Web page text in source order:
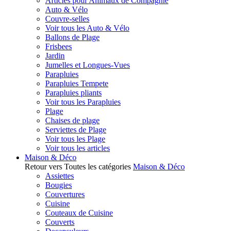
Auto & Vélo
Couvre-selles
Voir tous les Auto & Vélo
Ballons de Plage
Frisbees
Jardin
Jumelles et Longues-Vues
Parapluies
Parapluies Tempete
Parapluies pliants
Voir tous les Parapluies
Plage
Chaises de plage
Serviettes de Plage
Voir tous les Plage
Voir tous les articles
Maison & Déco
Retour vers Toutes les catégories Maison & Déco
Assiettes
Bougies
Couvertures
Cuisine
Couteaux de Cuisine
Couverts